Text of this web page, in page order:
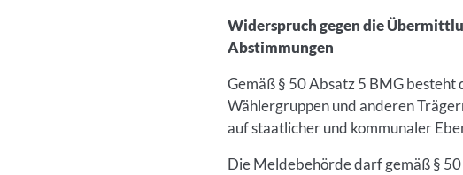
Widerspruch gegen die
Abstimmungen
Gemäß § 50 Absatz 5 BMG
Wählergruppen und anderen
auf staatlicher und kommunaler
Die Meldebehörde darf gemäß §